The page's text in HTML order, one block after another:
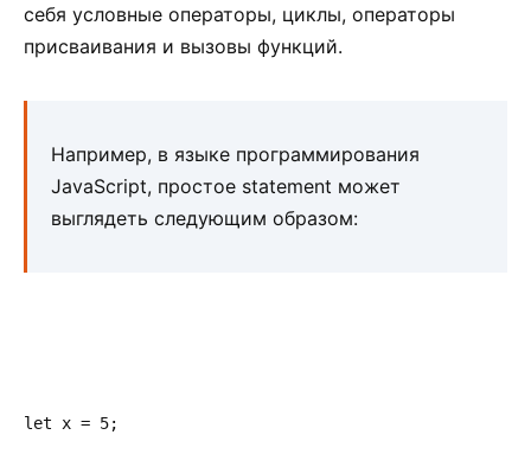
себя условные операторы, циклы, операторы
присваивания и вызовы функций.
Например, в языке программирования
JavaScript, простое statement может
выглядеть следующим образом:
let x = 5;